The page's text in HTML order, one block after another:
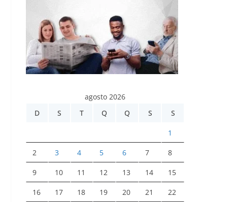
agosto 2026
D
S T Q Q S S
1
2 3 4 5 6 7 8
9 10 11 12 13 14 15
16 17 18 19 20 21 22